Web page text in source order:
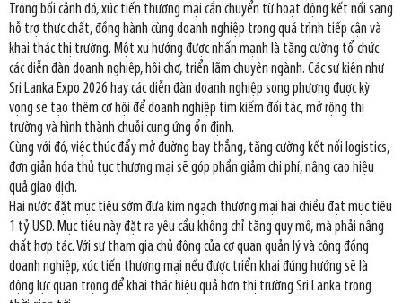
Trong bối cảnh đó, xúc tiến thương mại cần chuyển từ hoạt động kết nối sang
hỗ trợ thực chất, đồng hành cùng doanh nghiệp trong quá trình tiếp cận và
khai thác thị trường. Một xu hướng được nhấn mạnh là tăng cường tổ chức
các diễn đàn doanh nghiệp, hội chợ, triển lãm chuyên ngành. Các sự kiện như
Sri Lanka Expo 2026 hay các diễn đàn doanh nghiệp song phương được kỳ
vọng sẽ tạo thêm cơ hội để doanh nghiệp tìm kiếm đối tác, mở rộng thị
trường và hình thành chuỗi cung ứng ổn định.
Cùng với đó, việc thúc đẩy mở đường bay thẳng, tăng cường kết nối logistics,
đơn giản hóa thủ tục thương mại sẽ góp phần giảm chi phí, nâng cao hiệu
quả giao dịch.
Hai nước đặt mục tiêu sớm đưa kim ngạch thương mại hai chiều đạt mục tiêu
1 tỷ USD. Mục tiêu này đặt ra yêu cầu không chỉ tăng quy mô, mà phải nâng
chất hợp tác. Với sự tham gia chủ động của cơ quan quản lý và cộng đồng
doanh nghiệp, xúc tiến thương mại nếu được triển khai đúng hướng sẽ là
động lực quan trọng để khai thác hiệu quả hơn thị trường Sri Lanka trong